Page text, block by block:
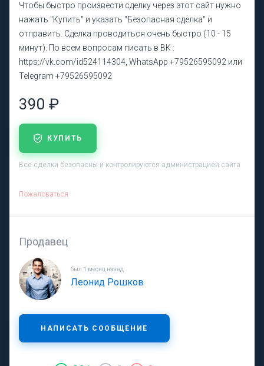
Чтобы быстро произвести сделку через этот сайт нужно
нажать "Купить" и указать "Безопасная сделка" и
отправить. Сделка проводиться очень быстро (10 - 15
минут). По всем вопросам писать в ВК :
https://vk.com/id524114304, WhatsApp +79526595092 или
Telegram +79526595092
390 ₽
КУПИТЬ
Все сделки безопасны и контролируются администрацией сайта
Пожаловаться
Продавец
был 1 месяц назад
Леонид Рошков
НАПИСАТЬ СООБЩЕНИЕ